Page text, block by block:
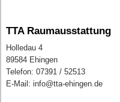
TTA Raumausstattung
Holledau 4
89584 Ehingen
Telefon: 07391 / 52513
E-Mail: info@tta-ehingen.de